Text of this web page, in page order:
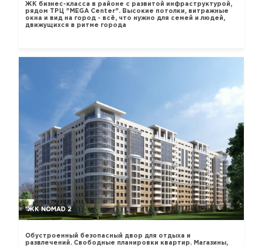
ЖК бизнес-класса в районе с развитой инфраструктурой,
рядом ТРЦ "MEGA Center". Высокие потолки, витражные
окна и вид на город - всё, что нужно для семей и людей,
движущихся в ритме города
ЖК NOMAD 2
Обустроенный безопасный двор для отдыха и
развлечений. Свободные планировки квартир. Магазины,